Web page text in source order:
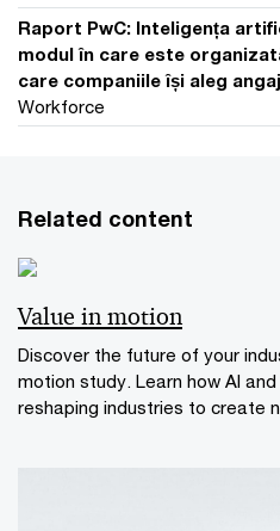
Raport PwC: Inteligența
modul în care este
care companiile își aleg
Workforce
Related content
Value in motion
Discover the future of your
motion study. Learn how AI
reshaping industries to create